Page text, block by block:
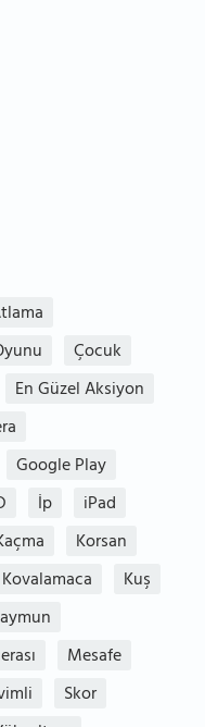
Çocuk
En Güzel Aksiyon
Google Play
İp
iPad
Korsan
Kovalamaca
Kuş
Mesafe
Skor